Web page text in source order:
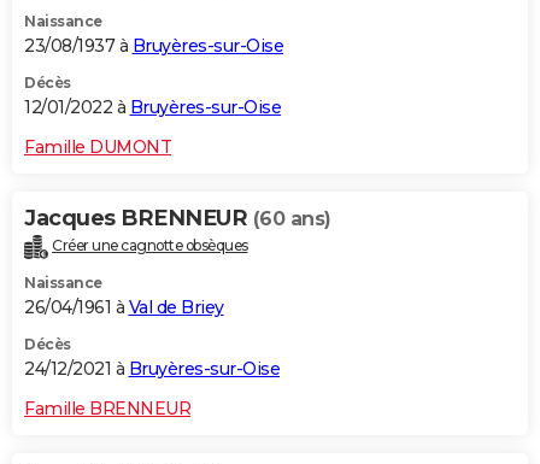
Naissance
23/08/1937 à Bruyères-sur-Oise
Décès
12/01/2022 à Bruyères-sur-Oise
Famille DUMONT
Jacques BRENNEUR (60 ans)
Créer une cagnotte obsèques
Naissance
26/04/1961 à Val de Briey
Décès
24/12/2021 à Bruyères-sur-Oise
Famille BRENNEUR